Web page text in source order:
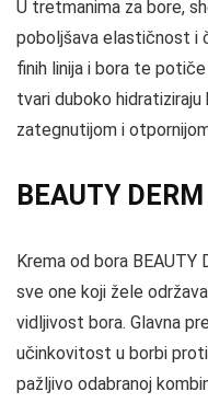
U tretmanima za bore,
poboljšava elastičnost i
finih linija i bora te
tvari duboko
zategnutijom i
BEAUTY
Krema od bora BEAUTY
sve one koji žele
vidljivost bora. Glavna
učinkovitost u borbi
pažljivo odabranoj